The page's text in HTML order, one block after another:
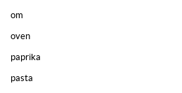
om
oven
paprika
pasta